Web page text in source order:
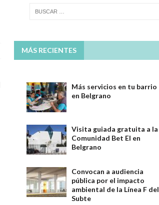
MÁS RECIENTES
Más servicios en tu barrio
en Belgrano
Visita guiada gratuita a la
Comunidad Bet El en
Belgrano
Convocan a audiencia
pública por el impacto
ambiental de la Línea F del
Subte